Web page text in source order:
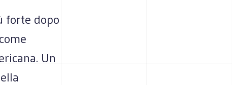
forte dopo
Un